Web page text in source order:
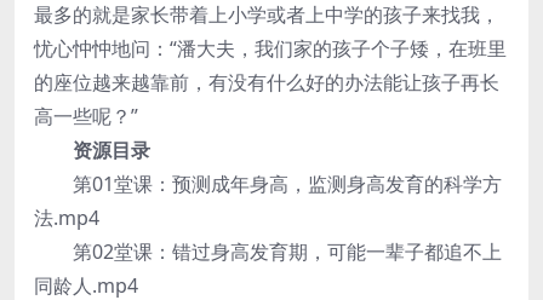
最多的就是家长带着上小学或者上中学的孩子来找我，
忧心忡忡地问：“潘大夫，我们家的孩子个子矮，在班里
的座位越来越靠前，有没有什么好的办法能让孩子再长
高一些呢？”
资源目录
第01堂课：预测成年身高，监测身高发育的科学方
法.mp4
第02堂课：错过身高发育期，可能一辈子都追不上
同龄人.mp4